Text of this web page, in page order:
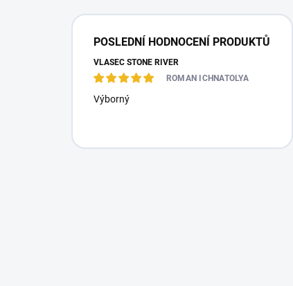
POSLEDNÍ HODNOCENÍ PRODUKTŮ
VLASEC STONE RIVER
ROMAN ICHNATOLYA
Výborný